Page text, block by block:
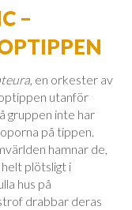
–
, en orkester av
utanför
gruppen inte har
på tippen.
hamnar de,
plötsligt i
hus på
drabbar deras